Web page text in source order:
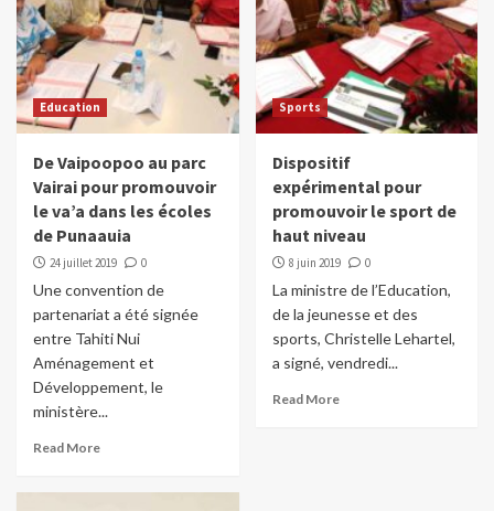
Education
De Vaipoopoo au parc
Vairai pour promouvoir
le va’a dans les écoles
de Punaauia
24 juillet 2019 0
Une convention de
partenariat a été signée
entre Tahiti Nui
Aménagement et
Développement, le
ministère...
Read More
Sports
Dispositif
expérimental pour
promouvoir le sport de
haut niveau
8 juin 2019 0
La ministre de l’Education,
de la jeunesse et des
sports, Christelle Lehartel,
a signé, vendredi...
Read More